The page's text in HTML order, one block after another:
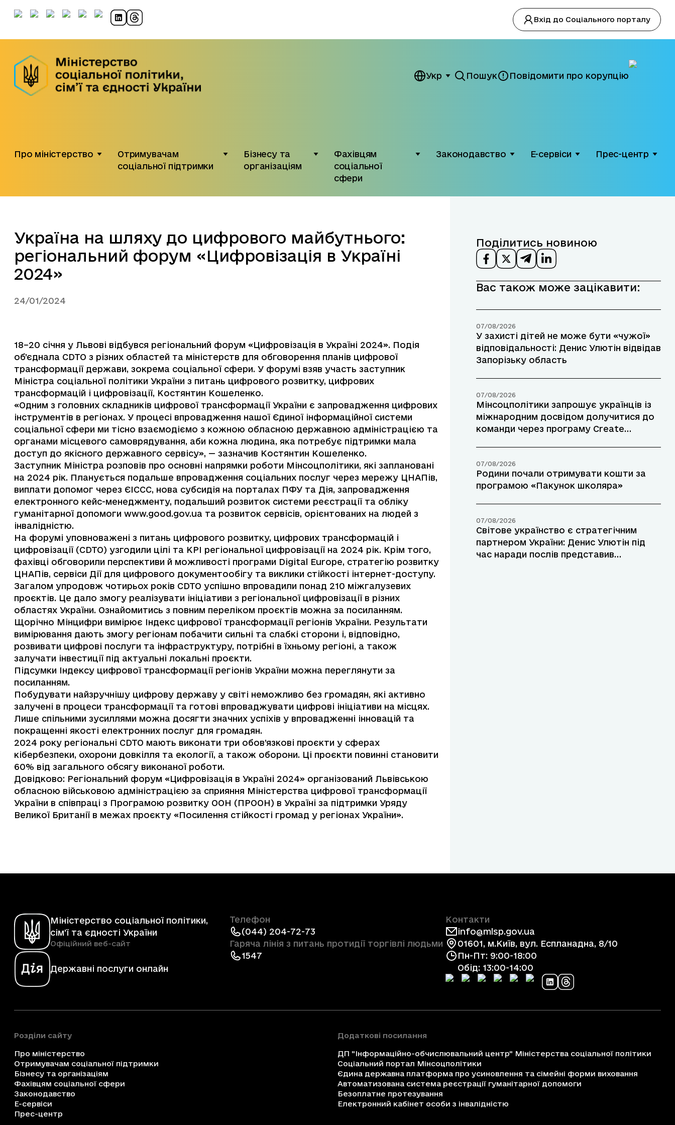
Вхід до Соціального порталу
Укр Пошук Повідомити про корупцію
Про міністерство
Отримувачам
соціальної підтримки
Бізнесу та
організаціям
Фахівцям
соціальної
сфери
Законодавство Е-сервіси Прес-центр
Україна на шляху до цифрового майбутнього:
регіональний форум «Цифровізація в Україні
2024»
24/01/2024
18–20 січня у Львові відбувся регіональний форум «Цифровізація в Україні 2024». Подія
об’єднала CDTO з різних областей та міністерств для обговорення планів цифрової
трансформації держави, зокрема соціальної сфери. У форумі взяв участь заступник
Міністра соціальної політики України з питань цифрового розвитку, цифрових
трансформацій і цифровізації, Костянтин Кошеленко.
​​«Одним з головних складників цифрової трансформації України є запровадження цифрових
інструментів в регіонах. У процесі впровадження нашої Єдиної інформаційної системи
соціальної сфери ми тісно взаємодіємо з кожною обласною державною адміністрацією та
органами місцевого самоврядування, аби кожна людина, яка потребує підтримки мала
доступ до якісного державного сервісу», — зазначив Костянтин Кошеленко.
Заступник Міністра розповів про основні напрямки роботи Мінсоцполітики, які заплановані
на 2024 рік. Планується подальше впровадження соціальних послуг через мережу ЦНАПів,
виплати допомог через ЄІССС, нова субсидія на порталах ПФУ та Дія, запровадження
електронного кейс-менеджменту, подальший розвиток системи реєстрації та обліку
гуманітарної допомоги www.good.gov.ua та розвиток сервісів, орієнтованих на людей з
інвалідністю.
На форумі уповноважені з питань цифрового розвитку, цифрових трансформацій і
цифровізації (CDTO) узгодили цілі та KPI регіональної цифровізації на 2024 рік. Крім того,
фахівці обговорили перспективи й можливості програми Digital Europe, стратегію розвитку
ЦНАПів, сервіси Дії для цифрового документообігу та виклики стійкості інтернет-доступу.
Загалом упродовж чотирьох років CDTO успішно впровадили понад 210 міжгалузевих
проєктів. Це дало змогу реалізувати ініціативи з регіональної цифровізації в різних
областях України. Ознайомитись з повним переліком проєктів можна за посиланням.
Щорічно Мінцифри вимірює Індекс цифрової трансформації регіонів України. Результати
вимірювання дають змогу регіонам побачити сильні та слабкі сторони і, відповідно,
розвивати цифрові послуги та інфраструктуру, потрібні в їхньому регіоні, а також
залучати інвестиції під актуальні локальні проєкти.
Підсумки Індексу цифрової трансформації регіонів України можна переглянути за
посиланням.
Побудувати найзручнішу цифрову державу у світі неможливо без громадян, які активно
залучені в процеси трансформації та готові впроваджувати цифрові ініціативи на місцях.
Лише спільними зусиллями можна досягти значних успіхів у впровадженні інновацій та
покращенні якості електронних послуг для громадян.
2024 року регіональні CDTO мають виконати три обов’язкові проєкти у сферах
кібербезпеки, охорони довкілля та екології, а також оборони. Ці проєкти повинні становити
60% від загального обсягу виконаної роботи.
Довідково: Регіональний форум «Цифровізація в Україні 2024» організований Львівською
обласною військовою адміністрацією за сприяння Міністерства цифрової трансформації
України в співпраці з Програмою розвитку ООН (ПРООН) в Україні за підтримки Уряду
Великої Британії в межах проєкту «Посилення стійкості громад у регіонах України».
Поділитись новиною
Вас також може зацікавити:
07/08/2026
У захисті дітей не може бути «чужої»
відповідальності: Денис Улютін відвідав
Запорізьку область
07/08/2026
Мінсоцполітики запрошує українців із
міжнародним досвідом долучитися до
команди через програму Create
07/08/2026
Родини почали отримувати кошти за
програмою «Пакунок школяра»
07/08/2026
Світове українство є стратегічним
партнером України: Денис Улютін під
час наради послів представив
Міністерство соціальної політики,
сім'ї та єдності України
Офіційний веб-сайт
Державні послуги онлайн
Телефон
(044) 204-72-73
Гаряча лінія з питань протидії торгівлі людьми
1547
Контакти
info@mlsp.gov.ua
01601, м.Київ, вул. Еспланадна, 8/10
Пн-Пт: 9:00-18:00
Обід: 13:00-14:00
Розділи сайту
Про міністерство
Отримувачам соціальної підтримки
Бізнесу та організаціям
Фахівцям соціальної сфери
Законодавство
Е-сервіси
Прес-центр
Додаткові посилання
ДП "Інформаційно-обчислювальний центр" Міністерства соціальної політики
Соціальний портал Мінсоцполітики
Єдина державна платформа про усиновлення та сімейні форми виховання
Автоматизована система реєстрації гуманітарної допомоги
Безоплатне протезування
Електронний кабінет особи з інвалідністю